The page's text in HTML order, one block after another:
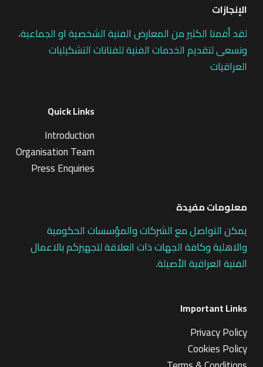
الإنجازات
لقد أقمنا الكثير من المعارض الفنية الشخصية او الجماعية،
ونسعى لتقديم الخدمات الفنية للفنانات التشكيليات
العراقيات
Quick Links
Introduction
Organisation Team
Press Enquiries
معلومات مفيدة
يمكن التواصل مع الشركات والمؤسسات الحكومية
والاهلية وكافة الجهات ذات العلاقة لتجهيزكم بالاعمال
الفنية العراقية الأصيلة.
Important Links
Privacy Policy
Cookies Policy